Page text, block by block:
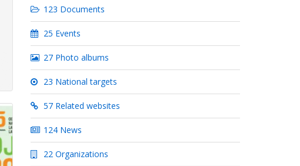
123 Documents
25 Events
27 Photo albums
23 National targets
57 Related websites
124 News
22 Organizations